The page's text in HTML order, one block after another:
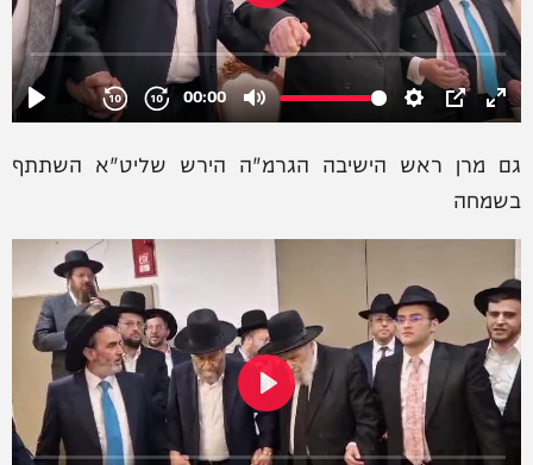
גם מרן ראש הישיבה הגרמ"ה הירש שליט"א השתתף
בשמחה